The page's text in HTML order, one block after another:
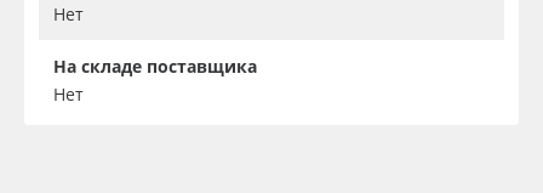
Нет
На складе поставщика
Нет